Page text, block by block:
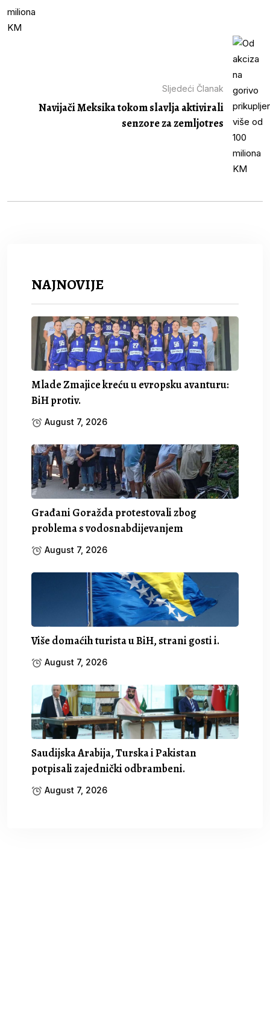
Sljedeći Članak
Navijači Meksika tokom slavlja aktivirali
senzore za zemljotres
NAJNOVIJE
Mlade Zmajice kreću u evropsku avanturu:
BiH protiv.
August 7, 2026
Građani Goražda protestovali zbog
problema s vodosnabdijevanjem
August 7, 2026
Više domaćih turista u BiH, strani gosti i.
August 7, 2026
Saudijska Arabija, Turska i Pakistan
potpisali zajednički odbrambeni.
August 7, 2026